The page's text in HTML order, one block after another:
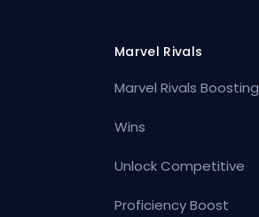
Marvel Rivals
Marvel Rivals Boosting
Wins
Unlock Competitive
Proficiency Boost